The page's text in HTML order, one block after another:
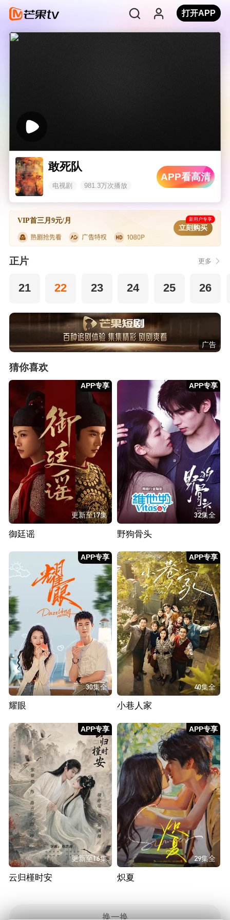
打开APP
敢死队
电视剧 981.3万次播放
APP看高清
VIP首三月9元/月 新用户专享
立刻购买
正片 更多
21 22 23 24 25 26
广告
猜你喜欢
APP专享
更新至17集
御廷谣
APP专享
32集全
野狗骨头
APP专享
30集全
耀眼
APP专享
40集全
小巷人家
APP专享
更新至16集
云归槿时安
APP专享
29集全
炽夏
换一换